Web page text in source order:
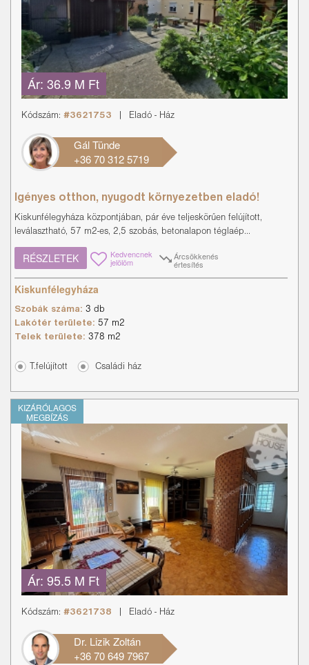
Ár: 36.9 M Ft
Kódszám: #3621753 Eladó - Ház
Gál Tünde
+36 70 312 5719
Igényes otthon, nyugodt környezetben eladó!
Kiskunfélegyháza központjában, pár éve teljeskörűen felújított,
leválasztható, 57 m2-es, 2,5 szobás, betonalapon téglaép...
RÉSZLETEK Kedvencnek
jelölöm
Árcsökkenés
értesítés
Kiskunfélegyháza
Szobák száma: 3 db
Lakótér területe: 57 m2
Telek területe: 378 m2
T.felújított Családi ház
KIZÁRÓLAGOS
MEGBÍZÁS
Ár: 95.5 M Ft
Kódszám: #3621738 Eladó - Ház
Dr. Lizik Zoltán
+36 70 649 7967